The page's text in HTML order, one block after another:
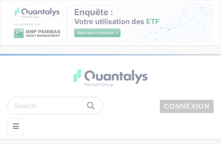
CONNEXION